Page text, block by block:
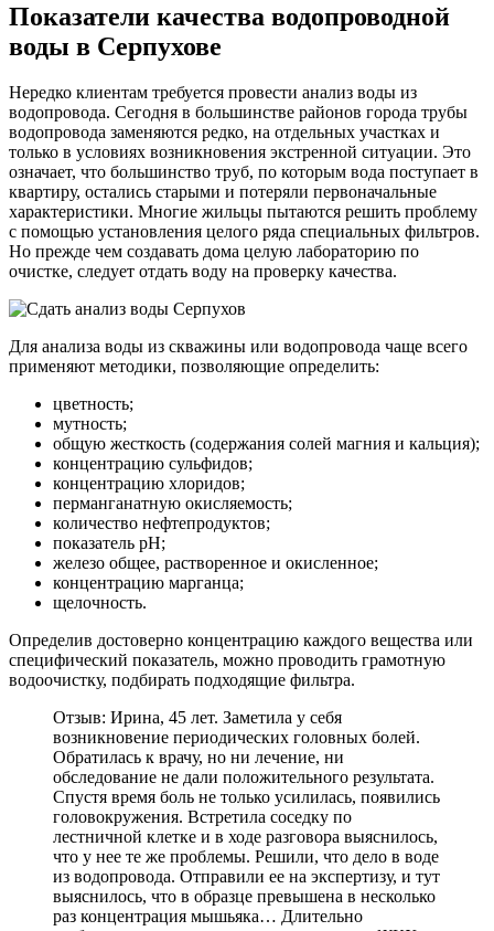
Показатели качества водопроводной
воды в Серпухове
Нередко клиентам требуется провести анализ воды из
водопровода. Сегодня в большинстве районов города трубы
водопровода заменяются редко, на отдельных участках и
только в условиях возникновения экстренной ситуации. Это
означает, что большинство труб, по которым вода поступает в
квартиру, остались старыми и потеряли первоначальные
характеристики. Многие жильцы пытаются решить проблему
с помощью установления целого ряда специальных фильтров.
Но прежде чем создавать дома целую лабораторию по
очистке, следует отдать воду на проверку качества.
Для анализа воды из скважины или водопровода чаще всего
применяют методики, позволяющие определить:
цветность;
мутность;
общую жесткость (содержания солей магния и кальция);
концентрацию сульфидов;
концентрацию хлоридов;
перманганатную окисляемость;
количество нефтепродуктов;
показатель рН;
железо общее, растворенное и окисленное;
концентрацию марганца;
щелочность.
Определив достоверно концентрацию каждого вещества или
специфический показатель, можно проводить грамотную
водоочистку, подбирать подходящие фильтра.
Отзыв: Ирина, 45 лет. Заметила у себя
возникновение периодических головных болей.
Обратилась к врачу, но ни лечение, ни
обследование не дали положительного результата.
Спустя время боль не только усилилась, появились
головокружения. Встретила соседку по
лестничной клетке и в ходе разговора выяснилось,
что у нее те же проблемы. Решили, что дело в воде
из водопровода. Отправили ее на экспертизу, и тут
выяснилось, что в образце превышена в несколько
раз концентрация мышьяка… Длительно